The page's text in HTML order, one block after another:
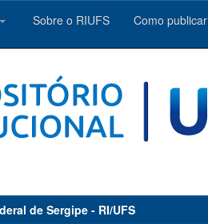
Sobre o RIUFS Como publicar
de Sergipe - RI/UFS